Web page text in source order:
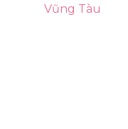
Vũng Tàu